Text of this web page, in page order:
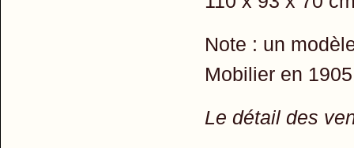
Note : un
Mobilier en 1905
Le détail des